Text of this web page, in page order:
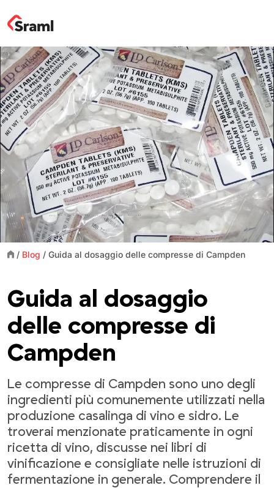
/ Blog / Guida al dosaggio delle compresse di Campden
Guida al dosaggio
delle compresse di
Campden
Le compresse di Campden sono uno degli
ingredienti più comunemente utilizzati nella
produzione casalinga di vino e sidro. Le
troverai menzionate praticamente in ogni
ricetta di vino, discusse nei libri di
vinificazione e consigliate nelle istruzioni di
fermentazione in generale. Comprendere il